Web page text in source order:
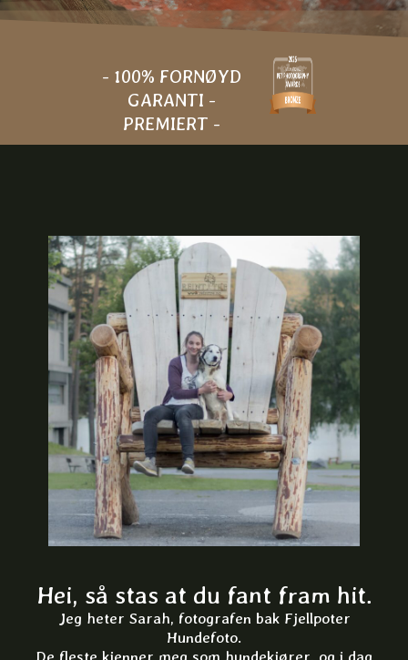
- 100% FORNØYD
GARANTI -
PREMIERT -
Hei, så stas at du fant fram hit.​
Jeg heter Sarah, fotografen bak Fjellpoter
Hundefoto.